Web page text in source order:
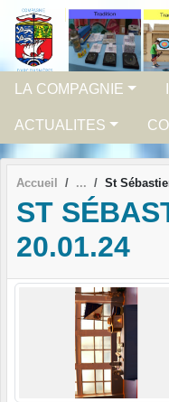
LA COMPAGNIE
ACTUALITES
Accueil St
ST
20.01.24
Panneau de gestion des